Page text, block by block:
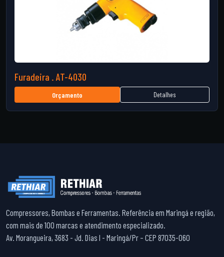
Furadeira . AT-4030
Orçamento Detalhes
Compressores, Bombas e Ferramentas. Referência em Maringá e região,
com mais de 100 marcas e atendimento especializado.
Av. Morangueira, 3683 - Jd. Dias I - Maringá/Pr – CEP 87035-060